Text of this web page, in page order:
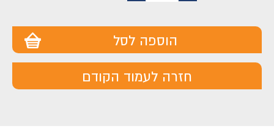
הוספה לסל
חזרה לעמוד הקודם